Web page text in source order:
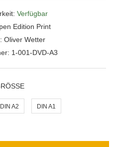
Verfügbar
Edition Print
Oliver Wetter
1-001-DVD-A3
DIN A2 DIN A1